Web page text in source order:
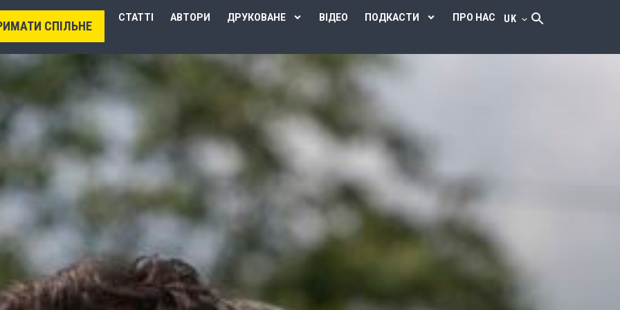
СПІЛЬНЕ
СТАТТІ АВТОРИ ДРУКОВАНЕ ВІДЕО ПОДКАСТИ ПРО НАС UK